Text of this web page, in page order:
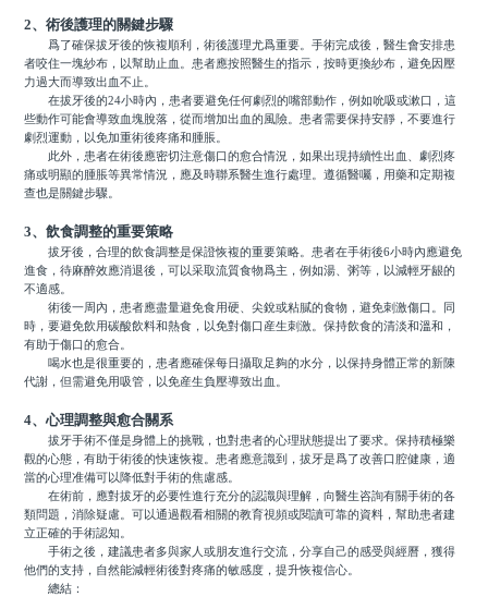
2、術後護理的關鍵步驟
爲了確保拔牙後的恢複順利，術後護理尤爲重要。手術完成後，醫生會安排患
者咬住一塊紗布，以幫助止血。患者應按照醫生的指示，按時更換紗布，避免因壓
力過大而導致出血不止。
在拔牙後的24小時內，患者要避免任何劇烈的嘴部動作，例如吮吸或漱口，這
些動作可能會導致血塊脫落，從而增加出血的風險。患者需要保持安靜，不要進行
劇烈運動，以免加重術後疼痛和腫脹。
此外，患者在術後應密切注意傷口的愈合情況，如果出現持續性出血、劇烈疼
痛或明顯的腫脹等異常情況，應及時聯系醫生進行處理。遵循醫囑，用藥和定期複
查也是關鍵步驟。
3、飲食調整的重要策略
拔牙後，合理的飲食調整是保證恢複的重要策略。患者在手術後6小時內應避免
進食，待麻醉效應消退後，可以采取流質食物爲主，例如湯、粥等，以減輕牙龈的
不適感。
術後一周內，患者應盡量避免食用硬、尖銳或粘膩的食物，避免刺激傷口。同
時，要避免飲用碳酸飲料和熱食，以免對傷口産生刺激。保持飲食的清淡和溫和，
有助于傷口的愈合。
喝水也是很重要的，患者應確保每日攝取足夠的水分，以保持身體正常的新陳
代謝，但需避免用吸管，以免産生負壓導致出血。
4、心理調整與愈合關系
拔牙手術不僅是身體上的挑戰，也對患者的心理狀態提出了要求。保持積極樂
觀的心態，有助于術後的快速恢複。患者應意識到，拔牙是爲了改善口腔健康，適
當的心理准備可以降低對手術的焦慮感。
在術前，應對拔牙的必要性進行充分的認識與理解，向醫生咨詢有關手術的各
類問題，消除疑慮。可以通過觀看相關的教育視頻或閱讀可靠的資料，幫助患者建
立正確的手術認知。
手術之後，建議患者多與家人或朋友進行交流，分享自己的感受與經曆，獲得
他們的支持，自然能減輕術後對疼痛的敏感度，提升恢複信心。
總結：